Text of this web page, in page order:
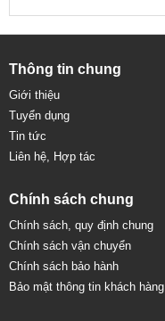
Thông tin chung
Giới thiệu
Tuyển dụng
Tin tức
Liên hệ, Hợp tác
Chính sách chung
Chính sách, quy định chung
Chính sách vận chuyển
Chính sách bảo hành
Bảo mật thông tin khách hàng